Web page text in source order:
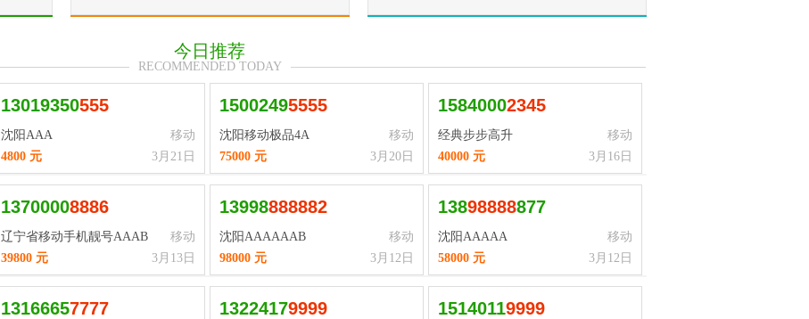
今日推荐
RECOMMENDED TODAY
13019350555
沈阳AAA
移动
3月21日
4800 元
15002495555
沈阳移动极品4A
移动
3月20日
75000 元
15840002345
经典步步高升
移动
3月16日
40000 元
13700008886
辽宁省移动手机靓号AAAB
移动
3月13日
39800 元
13998888882
沈阳AAAAAAB
移动
3月12日
98000 元
13898888877
沈阳AAAAA
移动
3月12日
58000 元
13166657777 13224179999 15140119999